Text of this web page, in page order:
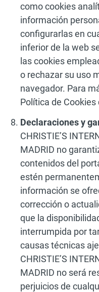
como cookies
información
configurarlas en
inferior de la web
las cookies
o rechazar su uso
navegador. Para
Política de
Declaraciones y
CHRISTIE’S
MADRID no
contenidos del
estén
información se
corrección o
que la
interrumpida por
causas técnicas
CHRISTIE’S
MADRID no será
perjuicios de